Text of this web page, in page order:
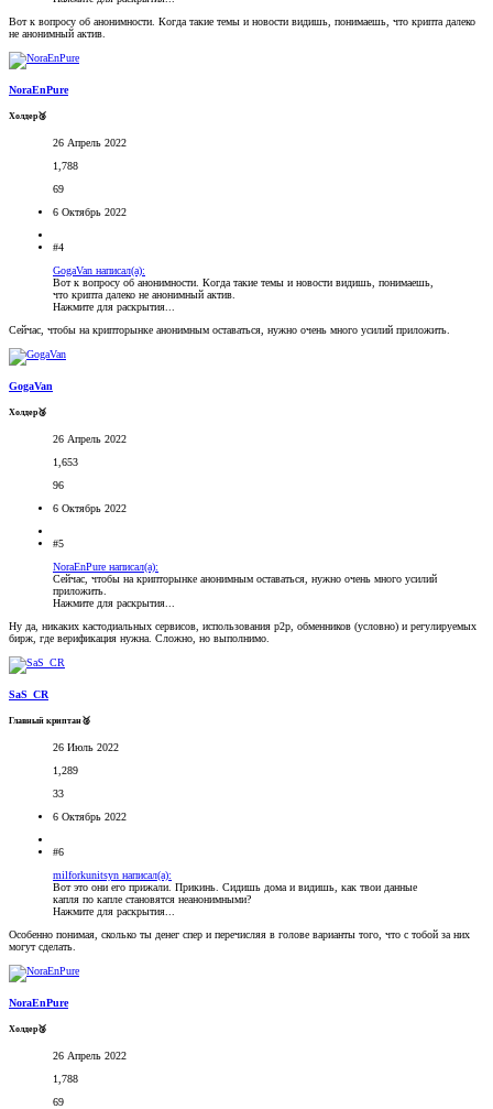
Вот к вопросу об анонимности. Когда такие темы и новости видишь, понимаешь, что крипта далеко
не анонимный актив.
NoraEnPure
Холдер🥉
26 Апрель 2022
1,788
69
6 Октябрь 2022
#4
GogaVan написал(а):
Вот к вопросу об анонимности. Когда такие темы и новости видишь, понимаешь,
что крипта далеко не анонимный актив.
Нажмите для раскрытия...
Сейчас, чтобы на крипторынке анонимным оставаться, нужно очень много усилий приложить.
GogaVan
Холдер🥉
26 Апрель 2022
1,653
96
6 Октябрь 2022
#5
NoraEnPure написал(а):
Сейчас, чтобы на крипторынке анонимным оставаться, нужно очень много усилий
приложить.
Нажмите для раскрытия...
Ну да, никаких кастодиальных сервисов, использования p2p, обменников (условно) и регулируемых
бирж, где верификация нужна. Сложно, но выполнимо.
SaS_CR
Главный криптан🥈
26 Июль 2022
1,289
33
6 Октябрь 2022
#6
milforkunitsyn написал(а):
Вот это они его прижали. Прикинь. Сидишь дома и видишь, как твои данные
капля по капле становятся неанонимными?
Нажмите для раскрытия...
Особенно понимая, сколько ты денег спер и перечисляя в голове варианты того, что с тобой за них
могут сделать.
NoraEnPure
Холдер🥉
26 Апрель 2022
1,788
69